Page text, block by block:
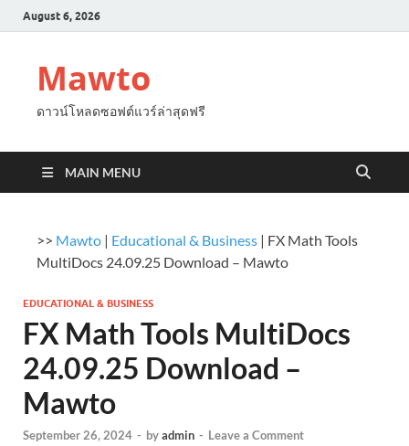
August 6, 2026
Mawto
ดาวน์โหลดซอฟต์แวร์ล่าสุดฟรี
MAIN MENU
>> Mawto | Educational & Business | FX Math Tools
MultiDocs 24.09.25 Download – Mawto
EDUCATIONAL & BUSINESS
FX Math Tools MultiDocs
24.09.25 Download –
Mawto
September 26, 2024 - byadmin - Leave a Comment